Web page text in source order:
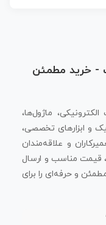
- خرید مطمئن
ماژول‌ها،
و ابزارهای تخصصی،
و علاقه‌مندان
قیمت مناسب و ارسال
و حرفه‌ای را برای